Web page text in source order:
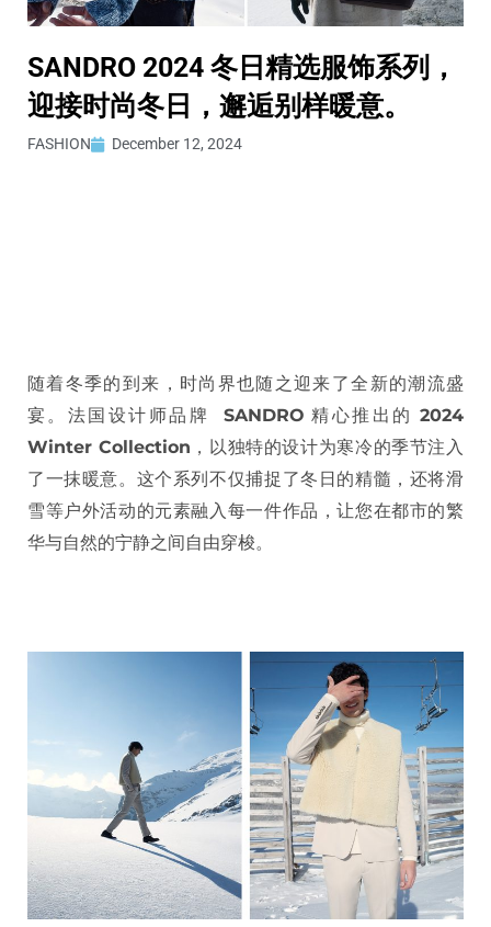
SANDRO 2024 冬日精选服饰系列，
迎接时尚冬日，邂逅别样暖意。
FASHION December 12, 2024
随着冬季的到来，时尚界也随之迎来了全新的潮流盛
宴。法国设计师品牌 SANDRO 精心推出的2024
Winter Collection ，以独特的设计为寒冷的季节注入
了一抹暖意。这个系列不仅捕捉了冬日的精髓，还将滑
雪等户外活动的元素融入每一件作品，让您在都市的繁
华与自然的宁静之间自由穿梭。